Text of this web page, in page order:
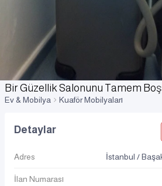
Bir Güzellik Salonunu Tamem
Ev & Mobilya Kuaför Mobilyaları
Detaylar
Adres İstanbul /
İlan Numarası